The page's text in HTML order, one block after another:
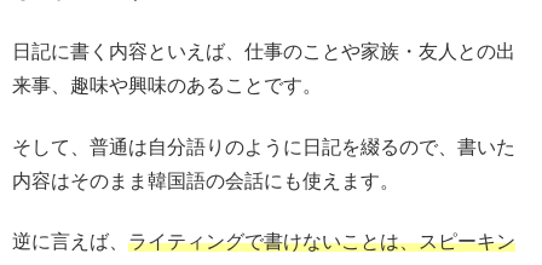
日記に書く内容といえば、仕事のことや家族・友人との出
来事、趣味や興味のあることです。
そして、普通は自分語りのように日記を綴るので、書いた
内容はそのまま韓国語の会話にも使えます。
逆に言えば、 ライティングで書けないことは、スピーキン